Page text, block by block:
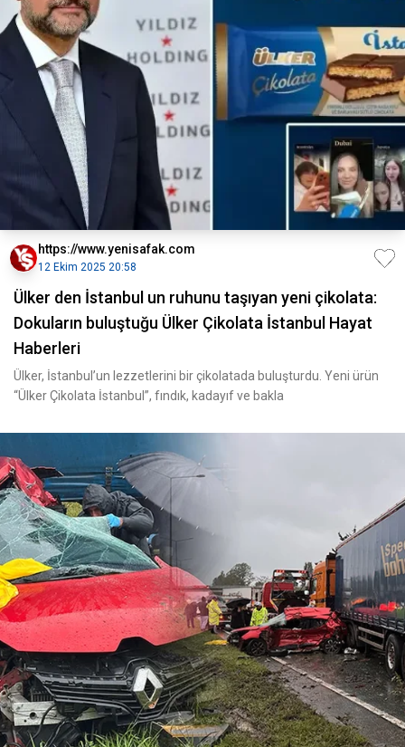
https://www.yenisafak.com
12 Ekim 2025 20:58
Ülker den İstanbul un ruhunu taşıyan yeni çikolata:
Dokuların buluştuğu Ülker Çikolata İstanbul Hayat
Haberleri
Ülker, İstanbul’un lezzetlerini bir çikolatada buluşturdu. Yeni ürün
“Ülker Çikolata İstanbul”, fındık, kadayıf ve bakla